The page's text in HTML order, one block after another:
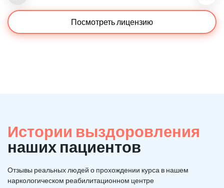
Посмотреть лицензию
Истории выздоровления
наших пациентов
Отзывы реальных людей о прохождении курса в нашем
наркологическом реабилитационном центре